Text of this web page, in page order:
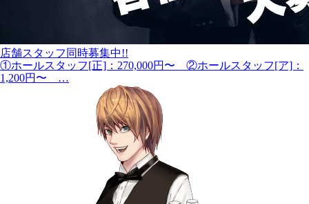
店舗スタッフ同時募集中!!
①ホールスタッフ[正]：270,000円〜 ②ホールスタッフ[ア]：
1,200円〜 …